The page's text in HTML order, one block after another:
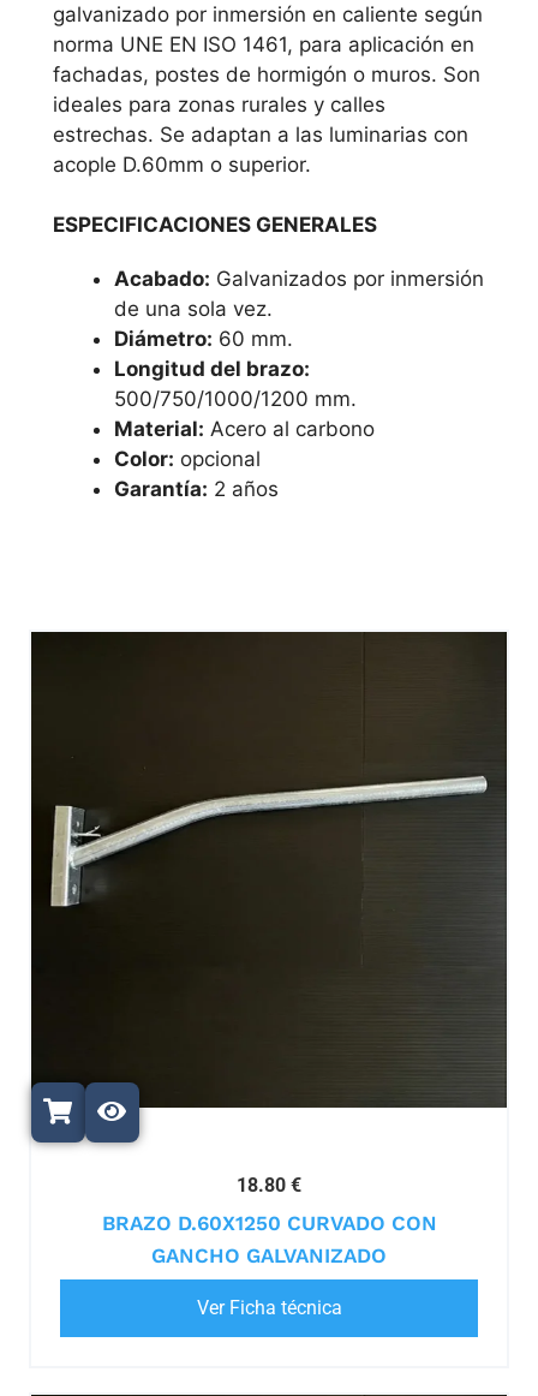
galvanizado por inmersión en caliente según
norma UNE EN ISO 1461, para aplicación en
fachadas, postes de hormigón o muros. Son
ideales para zonas rurales y calles
estrechas. Se adaptan a las luminarias con
acople D.60mm o superior.
ESPECIFICACIONES GENERALES
Acabado: Galvanizados por inmersión
de una sola vez.
Diámetro: 60 mm.
Longitud del brazo:
500/750/1000/1200 mm.
Material: Acero al carbono
Color: opcional
Garantía: 2 años
18.80 €
BRAZO D.60X1250 CURVADO CON
GANCHO GALVANIZADO
Ver Ficha técnica